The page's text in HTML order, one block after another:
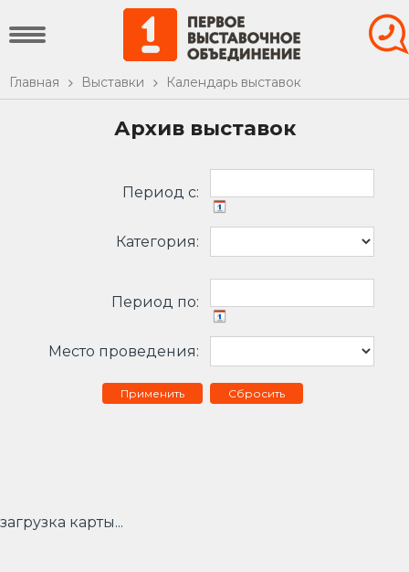
Главная Выставки Календарь выставок
Архив выставок
Период c:
Категория:
Период по:
Место проведения:
Сбросить
загрузка карты...